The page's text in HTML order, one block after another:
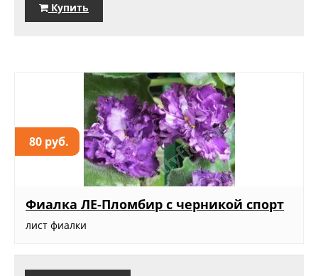
Купить
80 руб.
Фиалка ЛЕ-Пломбир с черникой спорт
лист фиалки